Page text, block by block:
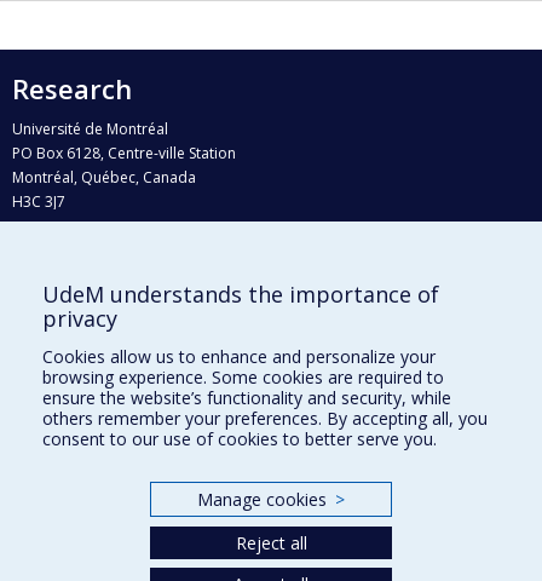
Research
Université de Montréal
PO Box 6128, Centre-ville Station
Montréal, Québec, Canada
H3C 3J7
Who does what?
Find us
Site map
Accessibility
UdeM understands the importance of
privacy
Cookies allow us to enhance and personalize your
browsing experience. Some cookies are required to
ensure the website’s functionality and security, while
others remember your preferences. By accepting all, you
consent to our use of cookies to better serve you.
Manage cookies >
Reject all